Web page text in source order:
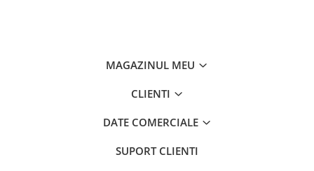
MAGAZINUL MEU
CLIENTI
DATE COMERCIALE
SUPORT CLIENTI